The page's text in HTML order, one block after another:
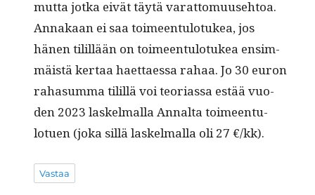
mut­ta jot­ka eivät täytä varat­to­muuse­htoa.
Annakaan ei saa toimeen­tu­lo­tukea, jos
hänen tilil­lään on toimeen­tu­lo­tukea ensim­
mäistä ker­taa haet­taes­sa rahaa. Jo 30 euron
raha­sum­ma tilil­lä voi teo­ri­as­sa estää vuo­
den 2023 laskel­mal­la Annal­ta toimeen­tu­
lotuen (joka sil­lä laskel­mal­la oli 27 €/kk).
Vastaa